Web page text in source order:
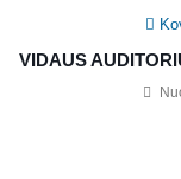
VIDAUS